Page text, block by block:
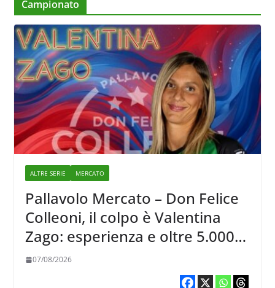
Campionato
ALTRE SERIE MERCATO
Pallavolo Mercato – Don Felice
Colleoni, il colpo è Valentina
Zago: esperienza e oltre 5.000
punti al servizio di Trescore
07/08/2026